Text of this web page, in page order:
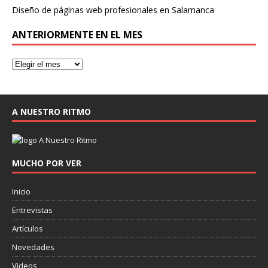
Diseño de páginas web profesionales en Salamanca
ANTERIORMENTE EN EL MES
A NUESTRO RITMO
MUCHO POR VER
Inicio
Entrevistas
Artículos
Novedades